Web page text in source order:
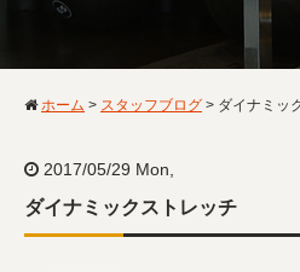
ホーム > スタッフブログ > ダイナミッ
2017/05/29 Mon,
ダイナミックストレッチ